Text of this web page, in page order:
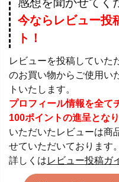
感想を聞かせてく
今ならレビュー投
ト！
レビューを投稿していた
のお買い物からご使用い
トいたします。
プロフィール情報を全て
100ポイントの進呈となり
いただいたレビューは商
せていただいております。
詳しくは レビュー投稿ガ